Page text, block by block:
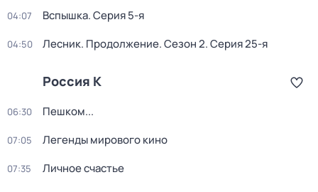
04:07 Вспышка. Серия 5-я
04:50 Лесник. Продолжение. Сезон 2. Серия 25-я
Россия К
06:30 Пешком...
07:05 Легенды мирового кино
07:35 Личное счастье